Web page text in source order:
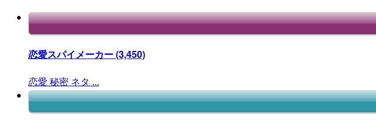
恋愛スパイメーカー(3,450)
恋愛 秘密 ネタ ...